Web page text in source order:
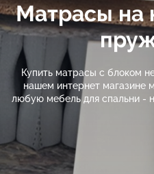
Матрасы на
Купить матрасы с блоком
нашем интернет магазине
любую мебель для спальни -